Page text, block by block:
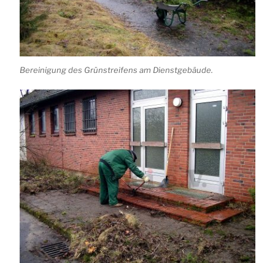
Bereinigung des Grünstreifens am Dienstgebäude.